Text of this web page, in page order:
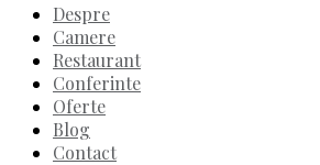
Despre
Camere
Restaurant
Conferinte
Oferte
Blog
Contact